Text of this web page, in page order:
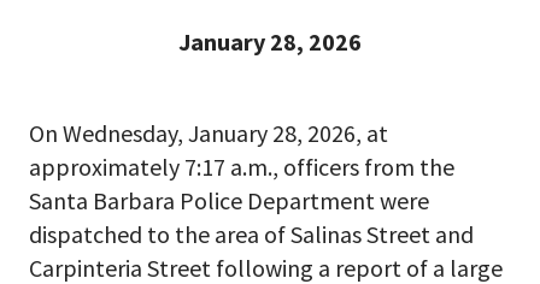
January 28, 2026
On Wednesday, January 28, 2026, at
approximately 7:17 a.m., officers from the
Santa Barbara Police Department were
dispatched to the area of Salinas Street and
Carpinteria Street following a report of a large